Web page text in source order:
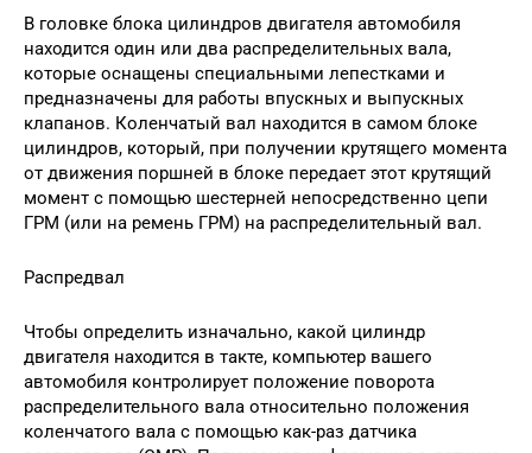
В головке блока цилиндров двигателя автомобиля
находится один или два распределительных вала,
которые оснащены специальными лепестками и
предназначены для работы впускных и выпускных
клапанов. Коленчатый вал находится в самом блоке
цилиндров, который, при получении крутящего момента
от движения поршней в блоке передает этот крутящий
момент с помощью шестерней непосредственно цепи
ГРМ (или на ремень ГРМ) на распределительный вал.
Распредвал
Чтобы определить изначально, какой цилиндр
двигателя находится в такте, компьютер вашего
автомобиля контролирует положение поворота
распределительного вала относительно положения
коленчатого вала с помощью как-раз датчика